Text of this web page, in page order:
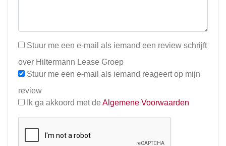
Stuur me een e-mail als iemand een review schrijft
over Hiltermann Lease Groep
Stuur me een e-mail als iemand reageert op mijn
review
Ik ga akkoord met de Algemene Voorwaarden